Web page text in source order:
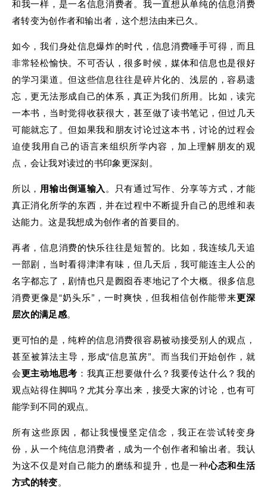
和我一样，是一名信息消费者。我一直想从单纯的信息消费
者转变为创作者和输出者，这个想法由来已久。
如今，我们身处信息爆炸的时代，信息消费唾手可得，而且
非常轻松愉快。不可否认，很多时候，媒体和信息也是很好
的学习渠道。但这些信息往往是碎片化的、浅层的，容易遗
忘，更无法形成自己的体系，真正为我们所用。比如，读完
一本书，当时觉得收获很大，甚至做了读书笔记，但过几天
可能就忘了。但如果我和朋友讨论过这本书，讨论的过程会
迫使我用自己的语言来组织所学内容，加上理解朋友的观
点，会让我对读过的书印象更深刻。
所以， 用输出倒逼输入。只有通过写作、分享等方式，才能
真正消化所学的东西，并在过程中不断提升自己的思维和表
达能力。这是我想成为创作者的首要目的。
再者，信息消费的快乐往往是短暂的。比如，我连续几天追
一部剧，当时看得津津有味，但几天后，我可能连主人公的
名字都忘了，剧情也只是囫囵吞枣地记了个大概。很多信息
消费更像是“奶头乐”，一时爽快，但我相信创作能带来更深
层次的满足感。
更可怕的是，纯粹的信息消费很容易被动接受别人的观点，
甚至被算法主导，形成“信息茧房”。而当我们开始创作，就
会更主动地思考 ：我真正想要做什么？我要传达什么？我的
观点站得住脚吗？尤其分享出来，接受大家的讨论，也有可
能学到不同的观点。
所有这些原因，都让我慢慢坚定信念，我正在尝试转变身
份，从一个纯信息消费者，成为一个创作者和输出者。我认
为这不仅是对自己能力的磨练和提升，也是一种心态和生活
方式的转变。